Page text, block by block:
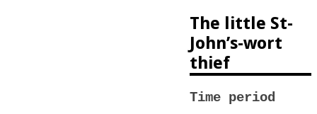
The little St-
John’s-wort
thief
Time period